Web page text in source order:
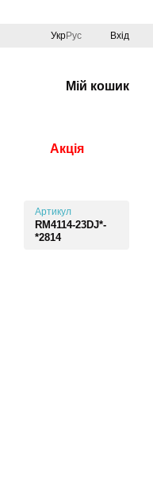
УкрРус Вхід
Мій кошик
Акція
Артикул
RM4114-23DJ*-
*2814